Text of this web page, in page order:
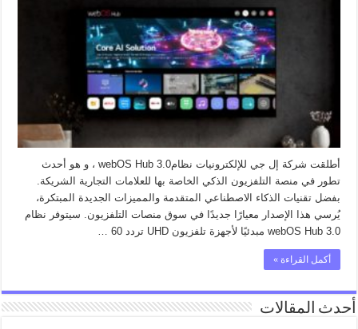
أطلقت شركة إل جي للإلكترونيات نظامwebOS Hub 3.0 ، و هو أحدث
تطور في منصة التلفزيون الذكي الخاصة بها للعلامات التجارية الشريكة.
بفضل تقنيات الذكاء الاصطناعي المتقدمة والمميزات الجديدة المبتكرة،
يُرسي هذا الإصدار معيارًا جديدًا في سوق منصات التلفزيون. سيتوفر نظام
webOS Hub 3.0 مبدئيًا لأجهزة تلفزيون UHD تردد 60 …
أكمل القراءة »
أحدث المقالات